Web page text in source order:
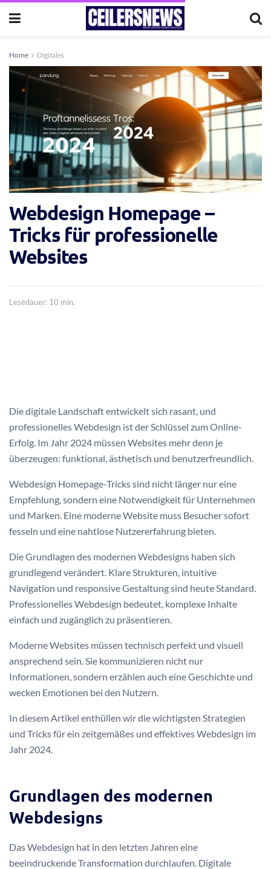
Home Digitales
Webdesign Homepage –
Tricks für professionelle
Websites
Lesedauer: 10 min.
Die digitale Landschaft entwickelt sich rasant, und
professionelles Webdesign ist der Schlüssel zum Online-
Erfolg. Im Jahr 2024 müssen Websites mehr denn je
überzeugen: funktional, ästhetisch und benutzerfreundlich.
Webdesign Homepage-Tricks sind nicht länger nur eine
Empfehlung, sondern eine Notwendigkeit für Unternehmen
und Marken. Eine moderne Website muss Besucher sofort
fesseln und eine nahtlose Nutzererfahrung bieten.
Die Grundlagen des modernen Webdesigns haben sich
grundlegend verändert. Klare Strukturen, intuitive
Navigation und responsive Gestaltung sind heute Standard.
Professionelles Webdesign bedeutet, komplexe Inhalte
einfach und zugänglich zu präsentieren.
Moderne Websites müssen technisch perfekt und visuell
ansprechend sein. Sie kommunizieren nicht nur
Informationen, sondern erzählen auch eine Geschichte und
wecken Emotionen bei den Nutzern.
In diesem Artikel enthüllen wir die wichtigsten Strategien
und Tricks für ein zeitgemäßes und effektives Webdesign im
Jahr 2024.
Grundlagen des modernen
Webdesigns
Das Webdesign hat in den letzten Jahren eine
beeindruckende Transformation durchlaufen. Digitale